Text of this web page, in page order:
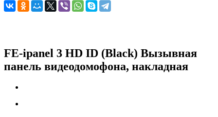
FE-ipanel 3 HD ID (Black) Вызывная
панель видеодомофона, накладная